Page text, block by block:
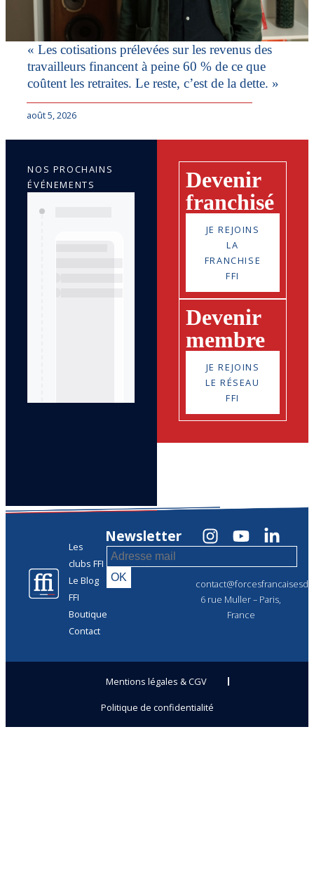
« Les cotisations prélevées sur les revenus des
travailleurs financent à peine 60 % de ce que
coûtent les retraites. Le reste, c’est de la dette. »
août 5, 2026
Devenir
franchisé
JE REJOINS
LA
FRANCHISE
FFI
Devenir
membre
JE REJOINS
LE RÉSEAU
FFI
NOS PROCHAINS
ÉVÉNEMENTS
Les
clubs FFI
Le Blog
FFI
Boutique
Contact
6 rue Muller – Paris,
France
Newsletter
Mentions légales & CGV
Politique de confidentialité